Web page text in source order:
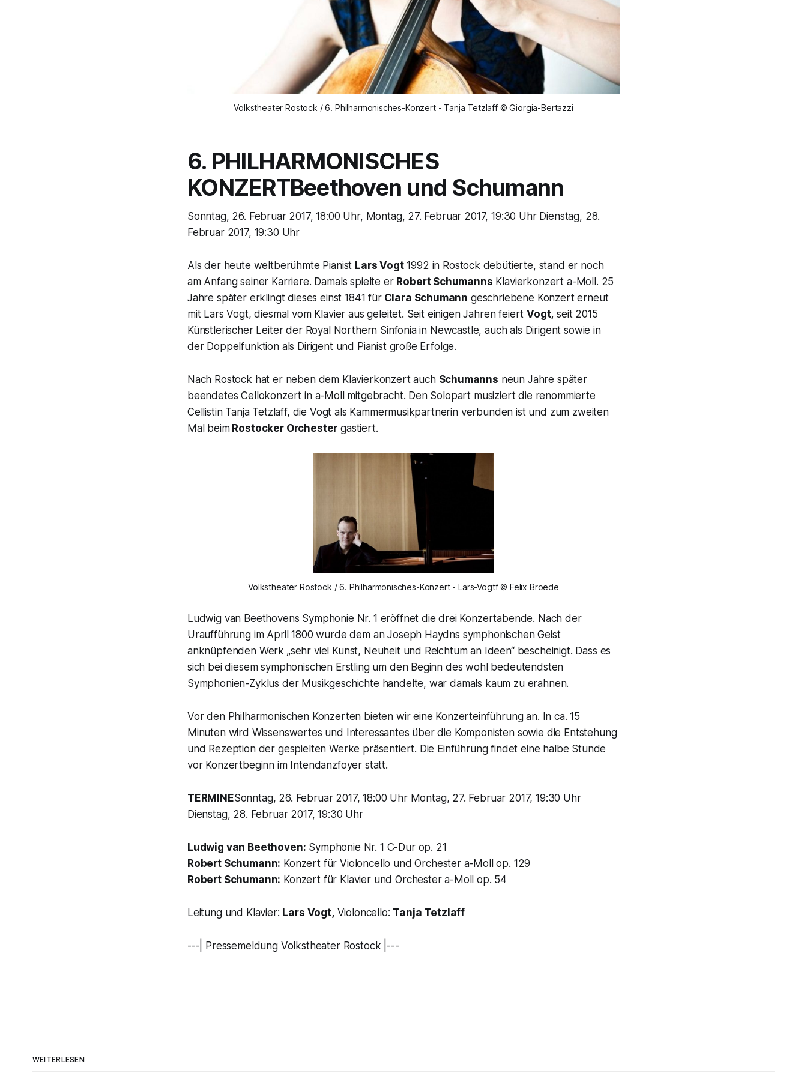
Volkstheater Rostock / 6. Philharmonisches-Konzert - Tanja Tetzlaff © Giorgia-Bertazzi
6. PHILHARMONISCHES
KONZERTBeethoven und Schumann
Sonntag, 26. Februar 2017, 18:00 Uhr, Montag, 27. Februar 2017, 19:30 Uhr Dienstag, 28.
Februar 2017, 19:30 Uhr
Als der heute weltberühmte Pianist Lars Vogt1992 in Rostock debütierte, stand er noch
am Anfang seiner Karriere. Damals spielte er Robert Schumanns Klavierkonzert a-Moll. 25
Jahre später erklingt dieses einst 1841 fürClara Schumann geschriebene Konzert erneut
mit Lars Vogt, diesmal vom Klavier aus geleitet. Seit einigen Jahren feiertVogt, seit 2015
Künstlerischer Leiter der Royal Northern Sinfonia in Newcastle, auch als Dirigent sowie in
der Doppelfunktion als Dirigent und Pianist große Erfolge.
Nach Rostock hat er neben dem Klavierkonzert auch Schumanns neun Jahre später
beendetes Cellokonzert in a-Moll mitgebracht. Den Solopart musiziert die renommierte
Cellistin Tanja Tetzlaff, die Vogt als Kammermusikpartnerin verbunden ist und zum zweiten
Mal beimRostocker Orchester gastiert.
Volkstheater Rostock / 6. Philharmonisches-Konzert - Lars-Vogtf © Felix Broede
Ludwig van Beethovens Symphonie Nr. 1 eröffnet die drei Konzertabende. Nach der
Uraufführung im April 1800 wurde dem an Joseph Haydns symphonischen Geist
anknüpfenden Werk „sehr viel Kunst, Neuheit und Reichtum an Ideen“ bescheinigt. Dass es
sich bei diesem symphonischen Erstling um den Beginn des wohl bedeutendsten
Symphonien-Zyklus der Musikgeschichte handelte, war damals kaum zu erahnen.
Vor den Philharmonischen Konzerten bieten wir eine Konzerteinführung an. In ca. 15
Minuten wird Wissenswertes und Interessantes über die Komponisten sowie die Entstehung
und Rezeption der gespielten Werke präsentiert. Die Einführung findet eine halbe Stunde
vor Konzertbeginn im Intendanzfoyer statt.
TERMINESonntag, 26. Februar 2017, 18:00 Uhr Montag, 27. Februar 2017, 19:30 Uhr
Dienstag, 28. Februar 2017, 19:30 Uhr
Ludwig van Beethoven: Symphonie Nr. 1 C-Dur op. 21
Robert Schumann: Konzert für Violoncello und Orchester a-Moll op. 129
Robert Schumann: Konzert für Klavier und Orchester a-Moll op. 54
Leitung und Klavier: Lars Vogt,Violoncello: Tanja Tetzlaff
---| Pressemeldung Volkstheater Rostock |---
WEITERLESEN